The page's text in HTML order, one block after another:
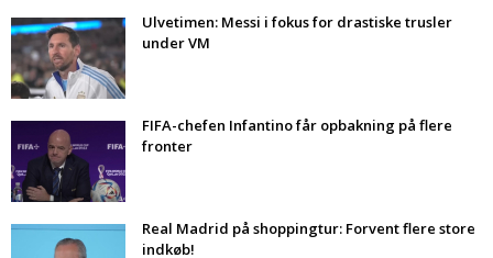
Ulvetimen: Messi i fokus for drastiske trusler
under VM
FIFA-chefen Infantino får opbakning på flere
fronter
Real Madrid på shoppingtur: Forvent flere store
indkøb!